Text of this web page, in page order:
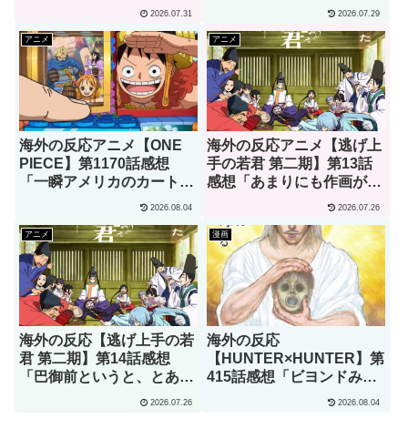
2026.07.31 2026.07.29
アニメ
海外の反応アニメ【ONE
PIECE】第1170話感想
「一瞬アメリカのカートゥ
ーンでも見てるのかと思っ
2026.08.04
アニメ
海外の反応アニメ【逃げ上
手の若君 第二期】第13話
感想「あまりにも作画が良
すぎて実写かと思っちゃっ
2026.07.26
アニメ
海外の反応【逃げ上手の若
君 第二期】第14話感想
「巴御前というと、とある
2026.07.26
漫画
海外の反応
【HUNTER×HUNTER】第
415話感想「ビヨンドみた
いな怪物ですらこれちょっ
2026.08.04